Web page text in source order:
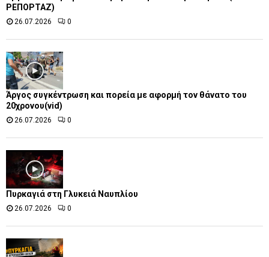
ΡΕΠΟΡΤΑΖ)
26.07.2026 0
Άργος συγκέντρωση και πορεία με αφορμή τον θάνατο του
20χρονου(vid)
26.07.2026 0
Πυρκαγιά στη Γλυκειά Ναυπλίου
26.07.2026 0